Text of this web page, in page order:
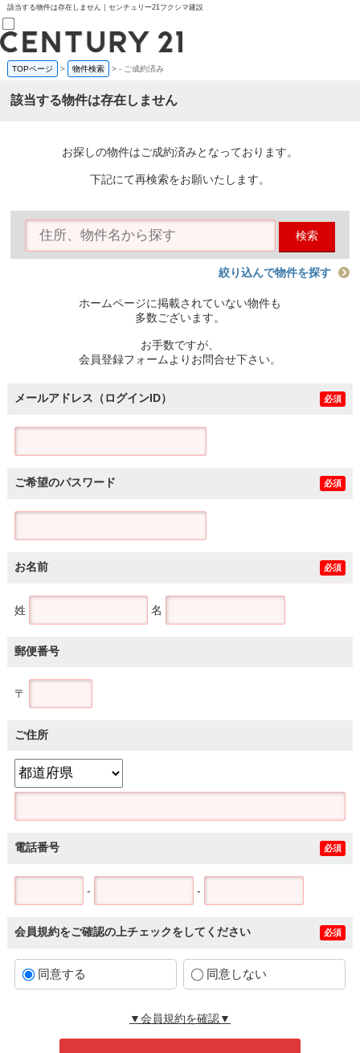
該当する物件は存在しません｜センチュリー21フクシマ建設
売買部
0120-800-844
賃貸部
会員メニュー
物件を探す
購入TOP
条件から探す
住宅ローン控除シミュレータ
TOPページ > 物件検索 >- ご成約済み
該当する物件は存在しません
お探しの物件はご成約済みとなっております。
下記にて再検索をお願いたします。
検索
絞り込んで物件を探す
ホームページに掲載されていない物件も
多数ございます。
お手数ですが、
会員登録フォームよりお問合せ下さい。
メールアドレス（ログインID） 必須
ご希望のパスワード 必須
お名前 必須
姓 名
郵便番号
〒
ご住所
電話番号 必須
- -
会員規約をご確認の上チェックをしてください 必須
同意する 同意しない
▼会員規約を確認▼